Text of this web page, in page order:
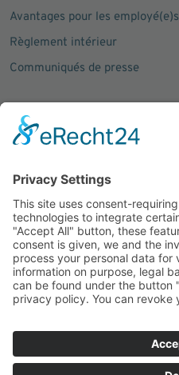
Avantages pour les employé(e)s
Règlement intérieur
Communiqués de presse
Social Media
Facebook
Instagram